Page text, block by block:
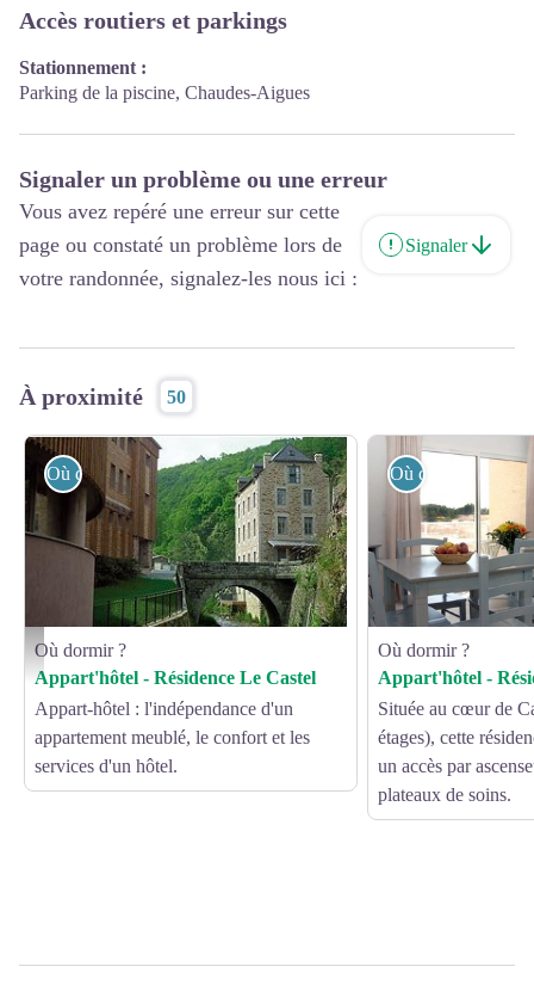
Accès routiers et parkings
Stationnement :
Parking de la piscine, Chaudes-Aigues
Signaler un problème ou une erreur
Vous avez repéré une erreur sur cette
page ou constaté un problème lors de
votre randonnée, signalez-les nous ici :
Signaler
À proximité 50
Le Castel - Chaudes-Aigues - LOUSTAL
Où dormir ?
Où dormir ?
Appart'hôtel - Résidence Le Castel
Appart-hôtel : l'indépendance d'un
appartement meublé, le confort et les
services d'un hôtel.
Où dormir ?
Où dormir ?
Appart'hôtel -
Située au cœur de
étages), cette
un accès par
plateaux de soins.